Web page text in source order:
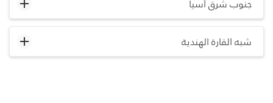
جنوب شرق آسيا
شبه القارة الهندية